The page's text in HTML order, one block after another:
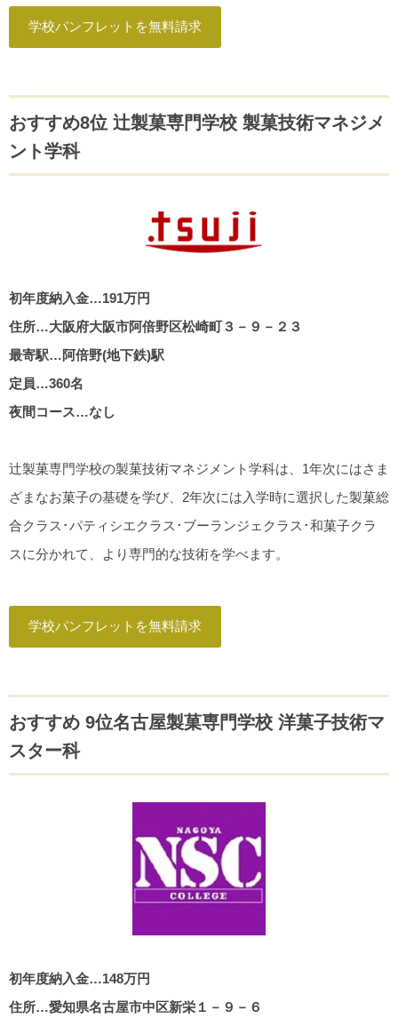
学校パンフレットを無料請求
おすすめ8位 辻製菓専門学校 製菓技術マネジメ
ント学科
初年度納入金…191万円
住所…大阪府大阪市阿倍野区松崎町３－９－２３
最寄駅…阿倍野(地下鉄)駅
定員…360名
夜間コース…なし
辻製菓専門学校の製菓技術マネジメント学科は、1年次にはさま
ざまなお菓子の基礎を学び、2年次には入学時に選択した製菓総
合クラス･パティシエクラス･ブーランジェクラス･和菓子クラ
スに分かれて、より専門的な技術を学べます。
学校パンフレットを無料請求
おすすめ 9位名古屋製菓専門学校 洋菓子技術マ
スター科
初年度納入金…148万円
住所…愛知県名古屋市中区新栄１－９－６